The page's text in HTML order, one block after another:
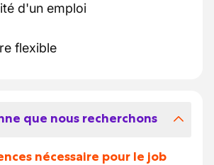
d'un emploi
flexible
que nous recherchons
nécessaire pour le job